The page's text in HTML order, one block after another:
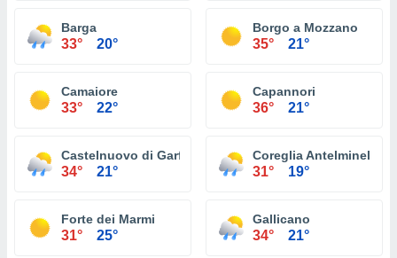
Barga
33° 20°
Borgo a Mozzano
35° 21°
Camaiore
33° 22°
Capannori
36° 21°
Castelnuovo di Garfagnana
34° 21°
Coreglia Antelminelli
31° 19°
Forte dei Marmi
31° 25°
Gallicano
34° 21°